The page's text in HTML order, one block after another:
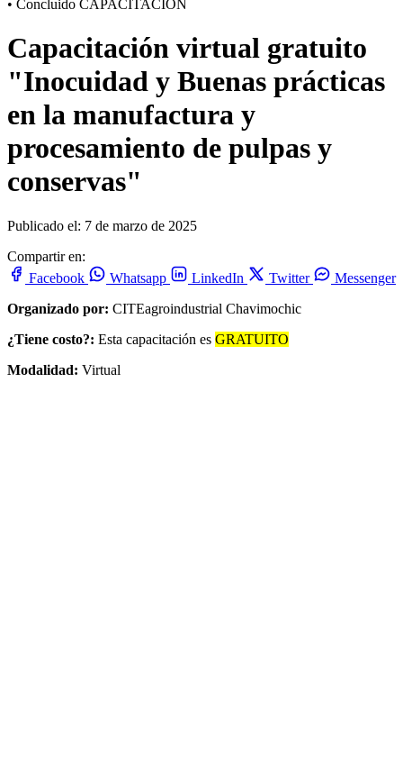
• Concluido CAPACITACION
Capacitación virtual gratuito
"Inocuidad y Buenas prácticas
en la manufactura y
procesamiento de pulpas y
conservas"
Publicado el: 7 de marzo de 2025
Compartir en:
Facebook
Whatsapp LinkedIn Twitter
Messenger
Organizado por: CITEagroindustrial Chavimochic
¿Tiene costo?: Esta capacitación es GRATUITO
Modalidad: Virtual